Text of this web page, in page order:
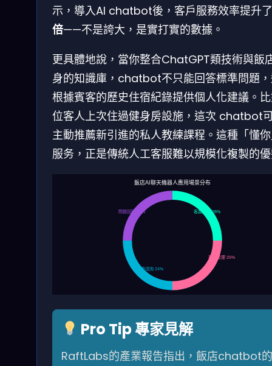
示，導入AI chatbot後，客戶服務效率提升了
倍——不是誇大，是實打實的數據。
更具體地說，當你整合ChatGPT類技術與飯
身的知識庫，chatbot不只能回答標準問題
根據賓客的歷史住宿紀錄提供個人化建議。
位客人上次住過健身房設施，這次 chatbot
主動推薦新引進的私人教練課程。這種「懂
服务，正是傳統人工客服難以規模化複製的
飯店AI聊天機器人應用場景分布
客房服務 28%
預訂處理 25%
旅遊諮詢 24%
問題回饋 23%
Pro Tip 專家見解
RaftLabs的產業報告指出，飯店chatbot